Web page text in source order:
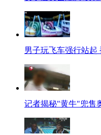
男子玩飞车强行站起
记者揭秘"黄牛"兜售